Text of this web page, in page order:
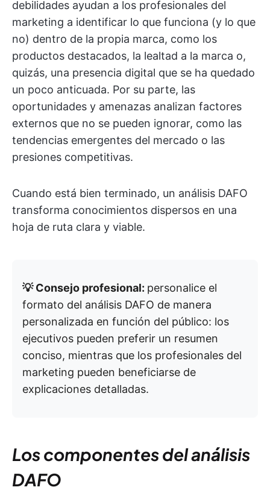
debilidades ayudan a los profesionales del
marketing a identificar lo que funciona (y lo que
no) dentro de la propia marca, como los
productos destacados, la lealtad a la marca o,
quizás, una presencia digital que se ha quedado
un poco anticuada. Por su parte, las
oportunidades y amenazas analizan factores
externos que no se pueden ignorar, como las
tendencias emergentes del mercado o las
presiones competitivas.
Cuando está bien terminado, un análisis DAFO
transforma conocimientos dispersos en una
hoja de ruta clara y viable.
💡 Consejo profesional: personalice el
formato del análisis DAFO de manera
personalizada en función del público: los
ejecutivos pueden preferir un resumen
conciso, mientras que los profesionales del
marketing pueden beneficiarse de
explicaciones detalladas.
Los componentes del análisis
DAFO